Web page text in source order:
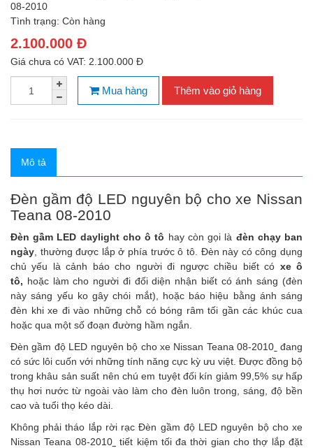
08-2010
Tình trạng: Còn hàng
2.100.000 Đ
Giá chưa có VAT: 2.100.000 Đ
Mua hàng Thêm vào giỏ hàng
Mô tả
Đèn gầm độ LED nguyên bộ cho xe Nissan
Teana 08-2010
Đèn gầm LED daylight cho ô tô hay còn gọi là đèn chạy ban
ngày , thường được lắp ở phía trước ô tô. Đèn này có công dụng
chủ yếu là cảnh báo cho người đi ngược chiều biết có xe ô
tô, hoặc làm cho người đi đối diện nhận biết có ánh sáng (đèn
này sáng yếu ko gây chói mắt), hoặc báo hiệu bằng ánh sáng
đèn khi xe đi vào những chỗ có bóng râm tối gần các khúc cua
hoặc qua một số đoạn đường hầm ngắn.
Đèn gầm độ LED nguyên bộ cho xe Nissan Teana 08-2010 đang
có sức lôi cuốn với những tính năng cực kỳ ưu việt. Được đồng bộ
trong khâu sản suất nên chú em tuyệt đối kín giảm 99,5% sự hấp
thụ hơi nước từ ngoài vào làm cho đèn luôn trong, sáng, độ bền
cao và tuổi thọ kéo dài.
Không phải tháo lắp rời rạc Đèn gầm độ LED nguyên bộ cho xe
Nissan Teana 08-2010
tiết kiệm tối đa thời gian cho thợ lắp đặt